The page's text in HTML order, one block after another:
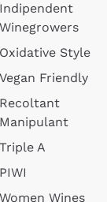
Indipendent
Winegrowers
Oxidative Style
Vegan Friendly
Recoltant
Manipulant
Triple A
PIWI
Women Wines